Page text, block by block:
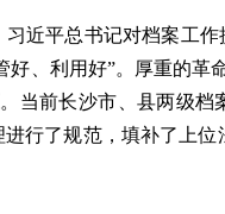
平总书记对档案工作
、利用好”。厚重的革
当前长沙市、县两级档
行了规范，填补了上